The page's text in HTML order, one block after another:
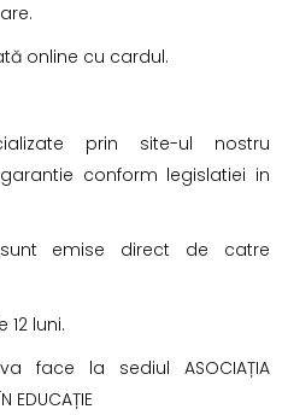
online cu cardul.
prin site-ul nostru
conform legislatiei in
emise direct de catre
luni.
face la sediul ASOCIAȚIA
EDUCAȚIE